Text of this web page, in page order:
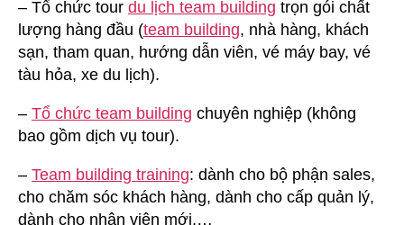
– Tổ chức tour du lịch team building trọn gói chất
lượng hàng đầu (team building, nhà hàng, khách
sạn, tham quan, hướng dẫn viên, vé máy bay, vé
tàu hỏa, xe du lịch).
– Tổ chức team building chuyên nghiệp (không
bao gồm dịch vụ tour).
– Team building training: dành cho bộ phận sales,
cho chăm sóc khách hàng, dành cho cấp quản lý,
dành cho nhân viên mới,…